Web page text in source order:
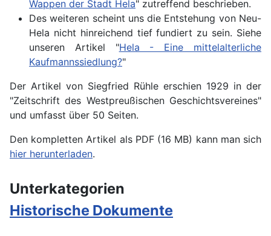
Wappen der Stadt Hela" zutreffend beschrieben.
Des weiteren scheint uns die Entstehung von Neu-
Hela nicht hinreichend tief fundiert zu sein. Siehe
unseren Artikel "Hela - Eine mittelalterliche
Kaufmannssiedlung?"
Der Artikel von Siegfried Rühle erschien 1929 in der
"Zeitschrift des Westpreußischen Geschichtsvereines"
und umfasst über 50 Seiten.
Den kompletten Artikel als PDF (16 MB) kann man sich
hier herunterladen.
Unterkategorien
Historische Dokumente